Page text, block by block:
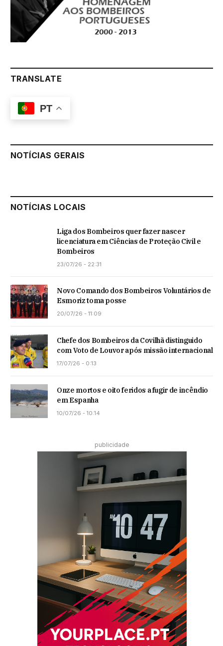
TRANSLATE
PT
NOTÍCIAS GERAIS
NOTÍCIAS LOCAIS
Liga dos Bombeiros quer fazer nascer
licenciatura em Ciências de Proteção Civil e
Bombeiros
23/07/26 - 22:31
Novo Comando dos Bombeiros Voluntários de
Esmoriz toma posse
20/07/26 - 11:09
Chefe dos Bombeiros da Covilhã distinguido
com Voto de Louvor após missão internacional
17/07/26 - 0:13
Onze mortos e oito feridos a fugir de incêndio
em Espanha
10/07/26 - 10:14
publicidade